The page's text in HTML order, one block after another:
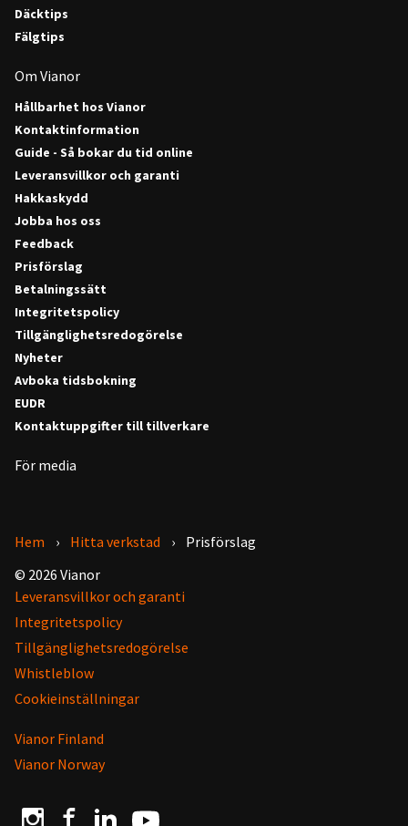
Däcktips
Fälgtips
Om Vianor
Hållbarhet hos Vianor
Kontaktinformation
Guide - Så bokar du tid online
Leveransvillkor och garanti
Hakkaskydd
Jobba hos oss
Feedback
Prisförslag
Betalningssätt
Integritetspolicy
Tillgänglighetsredogörelse
Nyheter
Avboka tidsbokning
EUDR
Kontaktuppgifter till tillverkare
För media
Hem Hitta verkstad
Prisförslag
© 2026 Vianor
Leveransvillkor och garanti
Integritetspolicy
Tillgänglighetsredogörelse
Whistleblow
Cookieinställningar
Vianor Finland
Vianor Norway